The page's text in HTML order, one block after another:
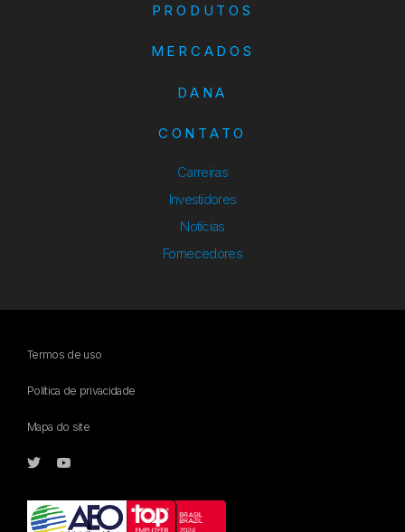
PRODUTOS
MERCADOS
DANA
CONTATO
Carreiras
Investidores
Notícias
Fornecedores
Termos de uso
Política de privacidade
Mapa do site